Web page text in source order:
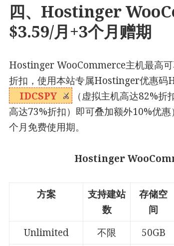
四、Hostinger
$3.59/月+3个月赠期
Hostinger WooCommerce主机最高
折扣，使用本站专属Hostinger优惠码
IDCSPY
（虚拟主机高达82%
高达73%折扣）即可叠加额外10%优
个月免费使用期。
Hostinger
方案
支持建站
数
存储空
间
Unlimited
不限 50GB